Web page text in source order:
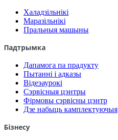
Халадзільнікі
Маразільнікі
Пральныя машыны
Падтрымка
Дапамога па прадукту
Пытанні і адказы
Відеэаурокі
Сэрвісныя цэнтры
Фірмовы сэрвісны цэнтр
Дзе набыць камплектуючыя
Бізнесу